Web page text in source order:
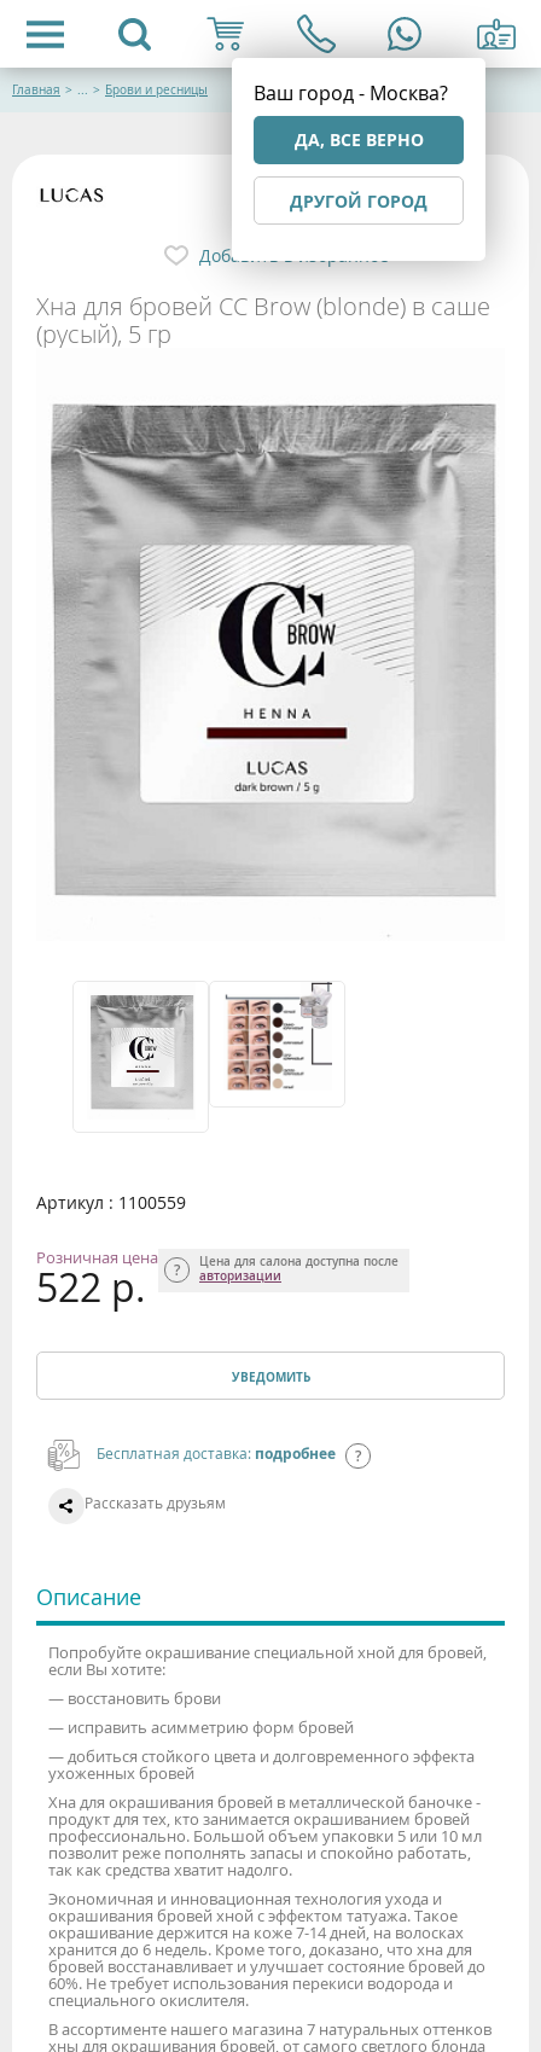
Ваш город - Москва?
ДА, ВСЕ ВЕРНО
ДРУГОЙ ГОРОД
Главная > ... > Брови и ресницы
Хна для бровей CC Brow (blonde) в саше
(русый), 5 гр
Добавить в избранное
Артикул : 1100559
Розничная цена
522 р.
Цена для салона доступна после
авторизации
УВЕДОМИТЬ
Бесплатная доставка: подробнее
Рассказать друзьям
Описание
Попробуйте окрашивание специальной хной для бровей,
если Вы хотите:
— восстановить брови
— исправить асимметрию форм бровей
— добиться стойкого цвета и долговременного эффекта
ухоженных бровей
Хна для окрашивания бровей в металлической баночке -
продукт для тех, кто занимается окрашиванием бровей
профессионально. Большой объем упаковки 5 или 10 мл
позволит реже пополнять запасы и спокойно работать,
так как средства хватит надолго.
Экономичная и инновационная технология ухода и
окрашивания бровей хной с эффектом татуажа. Такое
окрашивание держится на коже 7-14 дней, на волосках
хранится до 6 недель. Кроме того, доказано, что хна для
бровей восстанавливает и улучшает состояние бровей до
60%. Не требует использования перекиси водорода и
специального окислителя.
В ассортименте нашего магазина 7 натуральных оттенков
хны для окрашивания бровей, от самого светлого блонда